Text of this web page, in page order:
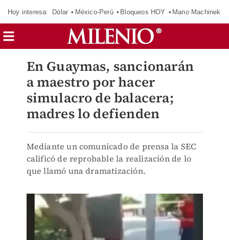
Hoy interesa: Dólar México-Perú Bloqueos HOY Mano Machinek
En Guaymas, sancionarán
a maestro por hacer
simulacro de balacera;
madres lo defienden
Mediante un comunicado de prensa la SEC
calificó de reprobable la realización de lo
que llamó una dramatización.